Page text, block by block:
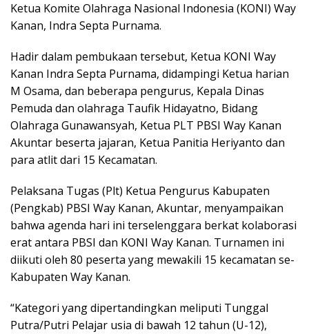
Ketua Komite Olahraga Nasional Indonesia (KONI) Way
Kanan, Indra Septa Purnama.
Hadir dalam pembukaan tersebut, Ketua KONI Way
Kanan Indra Septa Purnama, didampingi Ketua harian
M Osama, dan beberapa pengurus, Kepala Dinas
Pemuda dan olahraga Taufik Hidayatno, Bidang
Olahraga Gunawansyah, Ketua PLT PBSI Way Kanan
Akuntar beserta jajaran, Ketua Panitia Heriyanto dan
para atlit dari 15 Kecamatan.
Pelaksana Tugas (Plt) Ketua Pengurus Kabupaten
(Pengkab) PBSI Way Kanan, Akuntar, menyampaikan
bahwa agenda hari ini terselenggara berkat kolaborasi
erat antara PBSI dan KONI Way Kanan. Turnamen ini
diikuti oleh 80 peserta yang mewakili 15 kecamatan se-
Kabupaten Way Kanan.
“Kategori yang dipertandingkan meliputi Tunggal
Putra/Putri Pelajar usia di bawah 12 tahun (U-12),